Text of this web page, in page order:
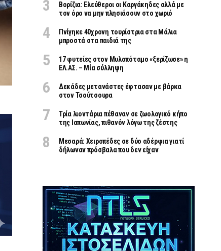
Βορίζια: Ελεύθεροι οι Καργάκηδες αλλά με
τον όρο να μην πλησιάσουν στο χωριό
Πνίγηκε 40χρονη τουρίστρια στα Μάλια
μπροστά στα παιδιά της
17 φυτείες στον Μυλοπόταμο «ξερίζωσε» η
ΕΛ.ΑΣ. – Μία σύλληψη
Δεκάδες μετανάστες έφτασαν με βάρκα
στον Τσούτσουρα
Τρία λιοντάρια πέθαναν σε ζωολογικό κήπο
της Ιαπωνίας, πιθανόν λόγω της ζέστης
Μεσαρά: Χειροπέδες σε δύο αδέρφια γιατί
δήλωναν πρόσβαλα που δεν είχαν